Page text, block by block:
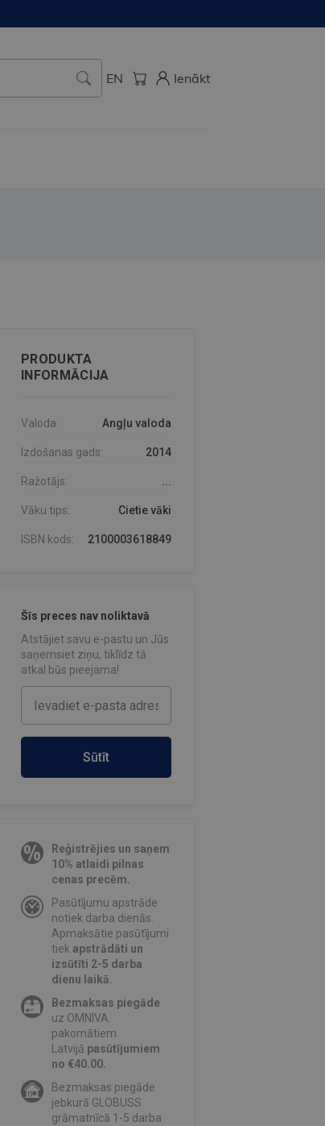
EN Ienākt
PRODUKTA
INFORMĀCIJA
Valoda: Angļu valoda
Izdošanas gads: 2014
Ražotājs: ...
Vāku tips: Cietie vāki
ISBN kods: 2100003618849
Šīs preces nav noliktavā
Atstājiet savu e-pastu un Jūs
saņemsiet ziņu, tiklīdz tā
atkal būs pieejama!
Sūtīt
Reģistrējies un saņem
10% atlaidi pilnas
cenas precēm.
Pasūtījumu apstrāde
notiek darba dienās.
Apmaksātie pasūtījumi
tiekapstrādāti un
izsūtīti 2-5 darba
dienu laikā.
Bezmaksas piegāde
uz OMNIVA
pakomātiem
Latvijā pasūtījumiem
no €40.00.
Bezmaksas piegāde
jebkurā GLOBUSS
grāmatnīcā 1-5 darba